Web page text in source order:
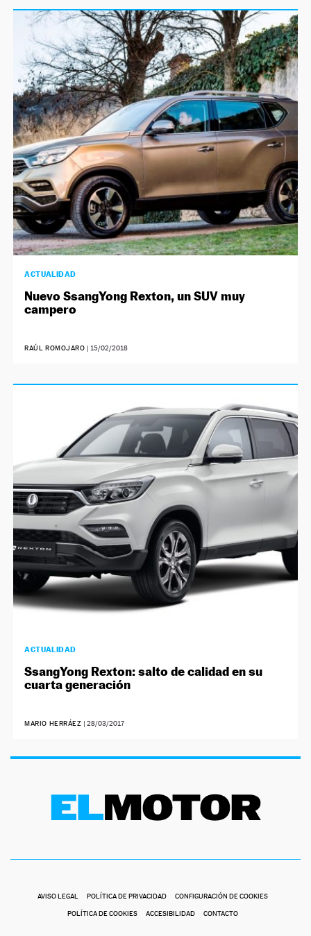
ACTUALIDAD
Nuevo SsangYong Rexton, un SUV muy
campero
RAÚL ROMOJARO | 15/02/2018
ACTUALIDAD
SsangYong Rexton: salto de calidad en su
cuarta generación
MARIO HERRÁEZ | 28/03/2017
AVISO LEGAL POLÍTICA DE PRIVACIDAD CONFIGURACIÓN DE COOKIES
POLÍTICA DE COOKIES ACCESIBILIDAD CONTACTO